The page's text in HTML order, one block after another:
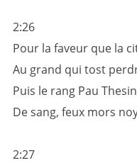
2:26
Pour la faveur que la
Au grand qui tost
Puis le rang Pau
De sang, feux mors
2:27